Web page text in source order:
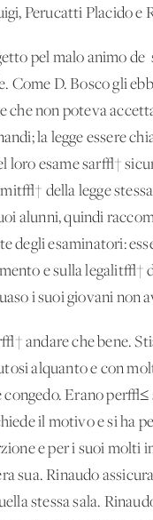
Perucatti Placido e
pel malo animo de'
Come D. Bosco gli
non poteva
la legge essere
loro esame sar√†
della legge
alunni, quindi
degli esaminatori:
e sulla legalit√†
i suoi giovani non
andare che bene.
alquanto e con
Erano
il motivo e si ha
e per i suoi molti
sua. Rinaudo
stessa sala.